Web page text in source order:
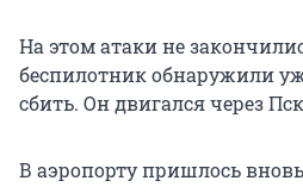
На этом атаки не
беспилотник обнаружили
сбить. Он двигался через
В аэропорту пришлось